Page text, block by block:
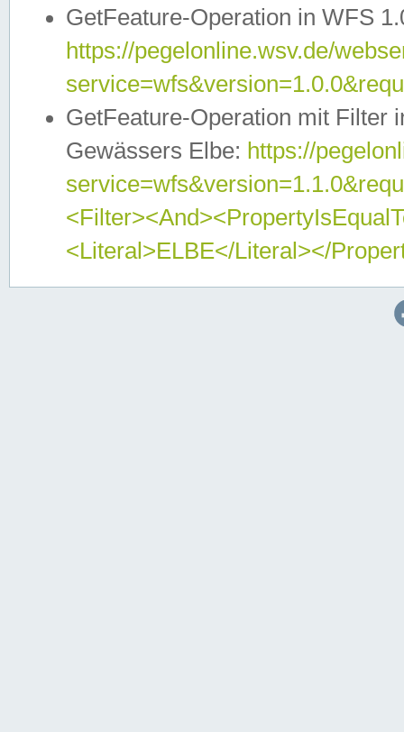
GetFeature-Operation in WFS
https://pegelonline.wsv.de/
GetFeature-Operation mit Filter
Gewässers Elbe: https://
<Literal>ELBE</Literal></